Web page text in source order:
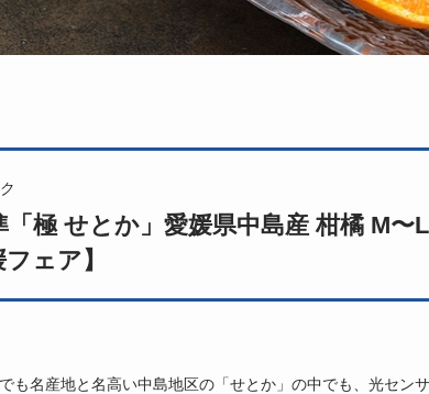
「極 せとか」愛媛県中島産 柑橘 M〜
ェア】
も名産地と名高い中島地区の「せとか」の中でも、光セン